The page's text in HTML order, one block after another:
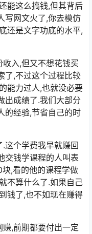
能这么搞钱,但其背后
写网文火了,你去模仿
还是文字功底的水平,
入,但又不想花钱买
了,不过这个过程比较
能力过人,也就没必要
出成绩了.我们大部分
的经验,节省自己的时
这个学费我早就赚回
交钱学课程的人叫表
,看的他的课程学做
不算什么了.如果自己
钱了,也不如现在赚得
,前期都要付出一定